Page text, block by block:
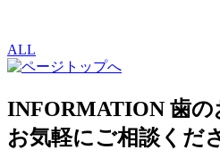
ALL
INFORMATION 歯の
お気軽にご相談くだ